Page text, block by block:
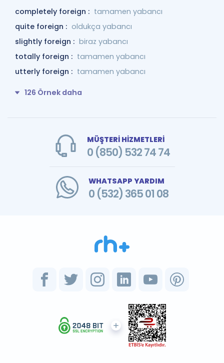
completely foreign : tamamen yabancı
quite foreign : oldukça yabancı
slightly foreign : biraz yabancı
totally foreign : tamamen yabancı
utterly foreign : tamamen yabancı
126 Örnek daha
MÜŞTERİ HİZMETLERİ
0 (850) 532 74 74
WHATSAPP YARDIM
0 (532) 365 01 08